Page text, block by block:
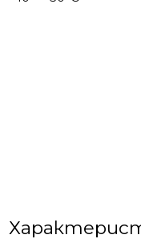
Панелът
карти и включва
комплекта.
поддържа чрез
(NO/COM/NC),
Надежден
Релето на
ток до 2A,